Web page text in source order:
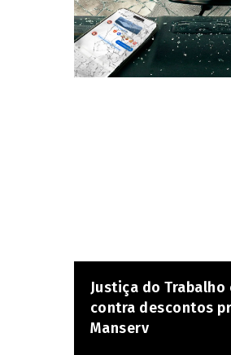
Justiça do
contra descontos
Manserv